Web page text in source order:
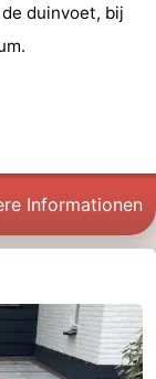
duinvoet, bij
Informationen